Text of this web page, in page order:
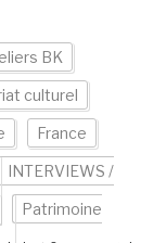
BK
culturel
France
INTERVIEWS /
Patrimoine